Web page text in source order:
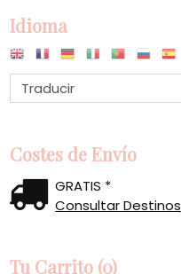
Idioma
Costes de Envío
GRATIS *
Consultar Destinos
Tu Carrito (0)